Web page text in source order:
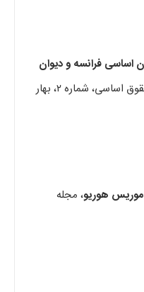
اساسی فرانسه و دیوان
، مجله حقوق اساسی، شماره ۲، بهار
هوریو، مجله